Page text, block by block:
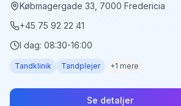
Købmagergade 33, 7000 Fredericia
+45 75 92 22 41
I dag: 08:30-16:00
Tandklinik Tandplejer +1 mere
Se detaljer